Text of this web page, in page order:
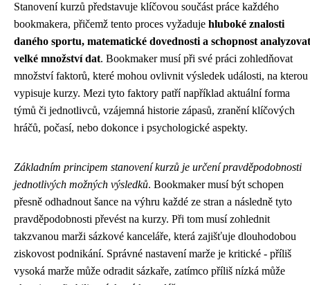
Stanovení kurzů představuje klíčovou součást práce každého
bookmakera, přičemž tento proces vyžaduje hluboké znalosti
daného sportu, matematické dovednosti a schopnost analyzovat
velké množství dat. Bookmaker musí při své práci zohledňovat
množství faktorů, které mohou ovlivnit výsledek události, na kterou
vypisuje kurzy. Mezi tyto faktory patří například aktuální forma
týmů či jednotlivců, vzájemná historie zápasů, zranění klíčových
hráčů, počasí, nebo dokonce i psychologické aspekty.
Základním principem stanovení kurzů je určení pravděpodobnosti
jednotlivých možných výsledků. Bookmaker musí být schopen
přesně odhadnout šance na výhru každé ze stran a následně tyto
pravděpodobnosti převést na kurzy. Při tom musí zohlednit
takzvanou marži sázkové kanceláře, která zajišťuje dlouhodobou
ziskovost podnikání. Správné nastavení marže je kritické - příliš
vysoká marže může odradit sázkaře, zatímco příliš nízká může